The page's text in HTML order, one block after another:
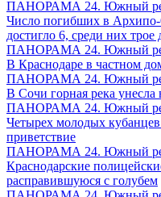
ПАНОРАМА 24. Южный
Число погибших в
достигло 6, среди них трое
ПАНОРАМА 24. Южный
В Краснодаре в частном
ПАНОРАМА 24. Южный
В Сочи горная река
ПАНОРАМА 24. Южный
Четырех молодых кубанцев
приветствие
ПАНОРАМА 24. Южный
Краснодарские
расправившуюся с голубем